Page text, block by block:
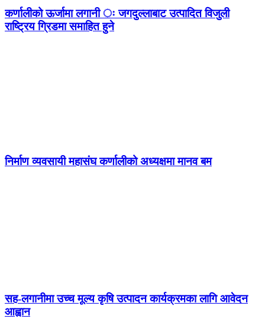
कर्णालीको ऊर्जामा लगानी ः जगदुल्लाबाट उत्पादित विजुली
राष्ट्रिय ग्रिडमा समाहित हुने
निर्माण व्यवसायी महासंघ कर्णालीको अध्यक्षमा मानव बम
सह-लगानीमा उच्च मूल्य कृषि उत्पादन कार्यक्रमका लागि आवेदन
आह्वान